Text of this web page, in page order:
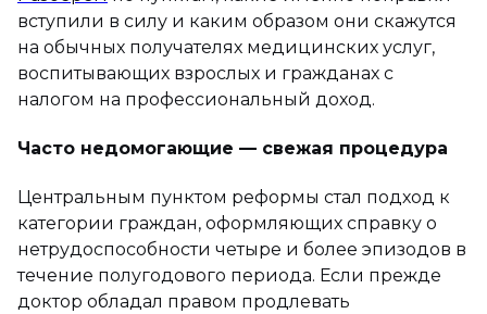
вступили в силу и каким образом они скажутся
на обычных получателях медицинских услуг,
воспитывающих взрослых и гражданах с
налогом на профессиональный доход.
Часто недомогающие — свежая процедура
Центральным пунктом реформы стал подход к
категории граждан, оформляющих справку о
нетрудоспособности четыре и более эпизодов в
течение полугодового периода. Если прежде
доктор обладал правом продлевать